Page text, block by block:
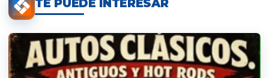
TE PUEDE INTERESAR